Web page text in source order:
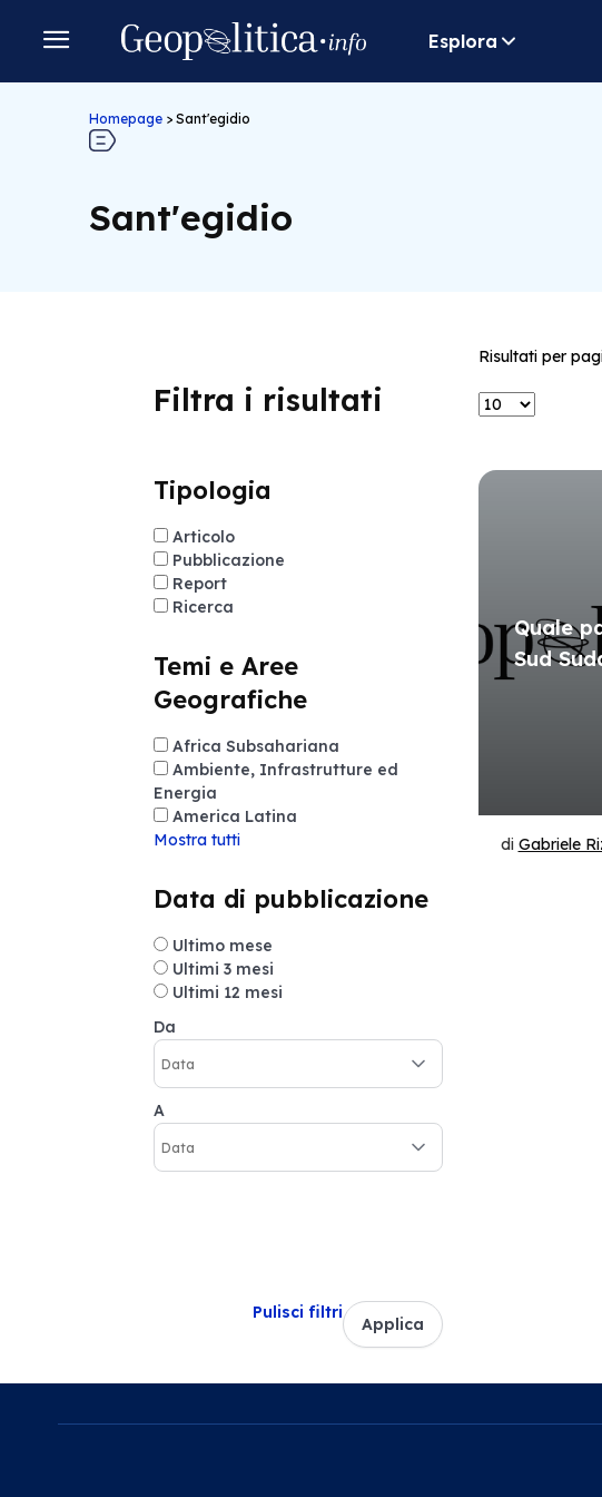
Esplora
Homepage > Sant'egidio
Sant'egidio
Filtra i risultati
Tipologia
Articolo
Pubblicazione
Report
Ricerca
Temi e Aree
Geografiche
Africa Subsahariana
Ambiente, Infrastrutture ed
Energia
America Latina
Mostra tutti
Data di pubblicazione
Ultimo mese
Ultimi 3 mesi
Ultimi 12 mesi
Da
A
Pulisci filtri
Applica
Risultati per
Quale
Sud
di Gabriele